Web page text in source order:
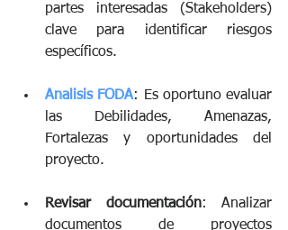
partes interesadas (Stakeholders)
clave para identificar riesgos
específicos.
Analisis FODA: Es oportuno evaluar
las Debilidades, Amenazas,
Fortalezas y oportunidades del
proyecto.
Revisar documentación: Analizar
documentos de proyectos